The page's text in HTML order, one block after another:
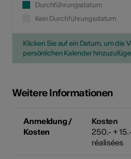
Durchführungsdatum
Kein Durchführungsdatum
Klicken Sie auf ein Datum, um die
persönlichen Kalender
Weitere Informationen
Anmeldung /
Kosten
Kosten
250.- +
réalisées